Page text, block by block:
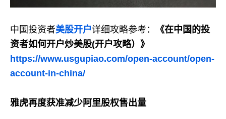
中国投资者美股开户详细攻略参考：
《在中国的投
资者如何开户炒美股(开户攻略）》
https://www.usgupiao.com/open-account/open-
account-in-china/
雅虎再度获准减少阿里股权售出量